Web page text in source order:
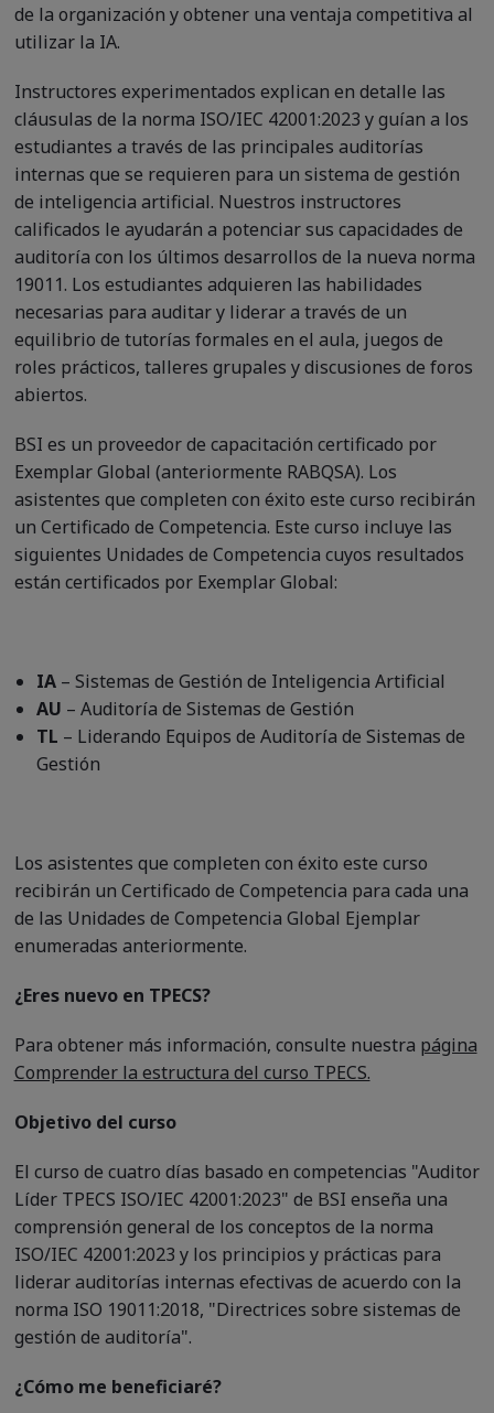
de la organización y obtener una ventaja competitiva al
utilizar la IA.
Instructores experimentados explican en detalle las
cláusulas de la norma ISO/IEC 42001:2023 y guían a los
estudiantes a través de las principales auditorías
internas que se requieren para un sistema de gestión
de inteligencia artificial. Nuestros instructores
calificados le ayudarán a potenciar sus capacidades de
auditoría con los últimos desarrollos de la nueva norma
19011. Los estudiantes adquieren las habilidades
necesarias para auditar y liderar a través de un
equilibrio de tutorías formales en el aula, juegos de
roles prácticos, talleres grupales y discusiones de foros
abiertos.
BSI es un proveedor de capacitación certificado por
Exemplar Global (anteriormente RABQSA). Los
asistentes que completen con éxito este curso recibirán
un Certificado de Competencia. Este curso incluye las
siguientes Unidades de Competencia cuyos resultados
están certificados por Exemplar Global:
IA– Sistemas de Gestión de Inteligencia Artificial
AU – Auditoría de Sistemas de Gestión
TL – Liderando Equipos de Auditoría de Sistemas de
Gestión
Los asistentes que completen con éxito este curso
recibirán un Certificado de Competencia para cada una
de las Unidades de Competencia Global Ejemplar
enumeradas anteriormente.
¿Eres nuevo en TPECS?
Para obtener más información, consulte nuestra página
Comprender la estructura del curso TPECS.
Objetivo del curso
El curso de cuatro días basado en competencias "Auditor
Líder TPECS ISO/IEC 42001:2023" de BSI enseña una
comprensión general de los conceptos de la norma
ISO/IEC 42001:2023 y los principios y prácticas para
liderar auditorías internas efectivas de acuerdo con la
norma ISO 19011:2018, "Directrices sobre sistemas de
gestión de auditoría".
¿Cómo me beneficiaré?